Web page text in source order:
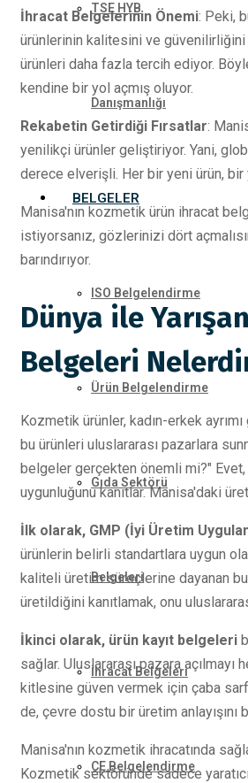
TSE HYB
Danışmanlığı
BELGELER
ISO Belgelendirme
Ürün Belgelendirme
Gıda Sektörü
Belgeleri
İhracat Belgeleri
CE Belgelendirme
İhracat Belgelerinin Önemi: Peki,
ürünlerinin kalitesini ve güvenilirliğini
ürünleri daha fazla tercih ediyor.
kendine bir yol açmış oluyor.
Rekabetin Getirdiği Fırsatlar:
yenilikçi ürünler geliştiriyor. Yani,
derece elverişli. Her bir yeni ürün,
Manisa'nın kozmetik ürün ihracat
istiyorsanız, gözlerinizi dört
barındırıyor.
Dünya ile
Belgeleri
Kozmetik ürünler, kadın-erkek
bu ürünleri uluslararası pazarlara
belgeler gerçekten önemli mi?"
uygunluğunu kanıtlar. Manisa'daki
İlk olarak, GMP (İyi Üretim
ürünlerin belirli standartlara uygun
kaliteli üretim süreçlerine dayanan
üretildiğini kanıtlamak, onu
İkinci olarak, ürün kayıt belgeleri
sağlar. Uluslararası pazara
kitlesine güven vermek için çaba
de, çevre dostu bir üretim
Manisa'nın kozmetik ihracatında
Kozmetik sektöründe sadece